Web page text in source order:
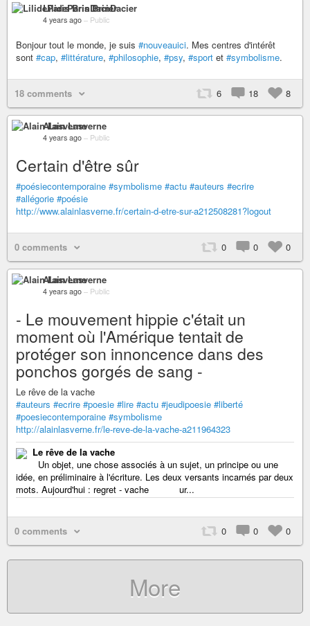
LilideParis BrinDacier
4 years ago – Public
Bonjour tout le monde, je suis #nouveauici. Mes centres d'intérêt
sont #cap, #littérature, #philosophie, #psy, #sport et #symbolisme.
18 comments 6 18 8
Alain Lasverne
4 years ago – Public
Certain d'être sûr
#poésiecontemporaine #symbolisme #actu #auteurs #ecrire
#allégorie #poésie
http://www.alainlasverne.fr/certain-d-etre-sur-a212508281?logout
0 comments 0 0 0
Alain Lasverne
4 years ago – Public
- Le mouvement hippie c'était un
moment où l'Amérique tentait de
protéger son innoncence dans des
ponchos gorgés de sang -
Le rêve de la vache
#auteurs #ecrire #poesie #lire #actu #jeudipoesie #liberté
#poesiecontemporaine #symbolisme
http://alainlasverne.fr/le-reve-de-la-vache-a211964323
Le rêve de la vache
Un objet, une chose associés à un sujet, un principe ou une
idée, en préliminaire à l'écriture. Les deux versants incarnés par deux
mots. Aujourd'hui : regret - vache ur...
0 comments 0 0 0
More